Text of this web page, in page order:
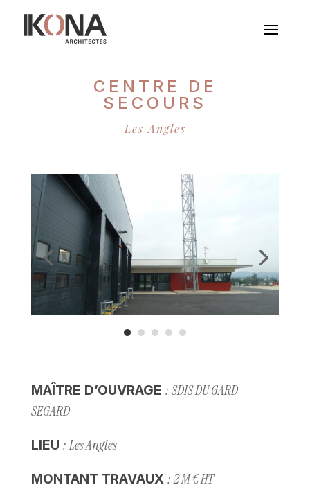
CENTRE DE
SECOURS
Les Angles
MAÎTRE D’OUVRAGE : SDIS DU GARD –
SEGARD
LIEU : Les Angles
MONTANT TRAVAUX : 2 M € HT